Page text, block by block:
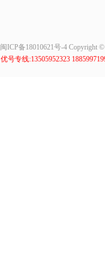
闽ICP备18010621号-4 Copyright
优号专线:13505952323